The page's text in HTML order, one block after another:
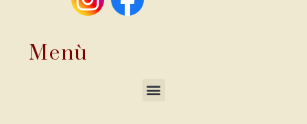
Menù